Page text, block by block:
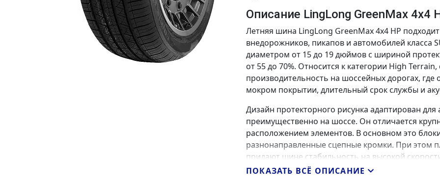
Описание LingLong GreenMax 4x4
Летняя шина LingLong GreenMax 4x4 HP
внедорожников, пикапов и автомобилей класса
диаметром от 15 до 19 дюймов с шириной
от 55 до 70%. Относится к категории High
производительность на шоссейных дорогах, где
мокром покрытии, длительный срок службы и
Дизайн протекторного рисунка адаптирован
преимущественно на шоссе. Он отличается
расположением элементов. В основном это
разнонаправленные сцепные кромки. При этом
придают шине стабильность на высокой
движения в поворотах и при резких маневрах.
ПОКАЗАТЬ ВСЁ ОПИСАНИЕ